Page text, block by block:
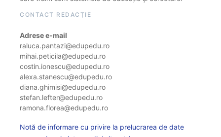
CONTACT REDACȚIE
Adrese e-mail
raluca.pantazi@edupedu.ro
mihai.peticila@edupedu.ro
costin.ionescu@edupedu.ro
alexa.stanescu@edupedu.ro
diana.ghimisi@edupedu.ro
stefan.lefter@edupedu.ro
ramona.florea@edupedu.ro
Notă de informare cu privire la prelucrarea de date